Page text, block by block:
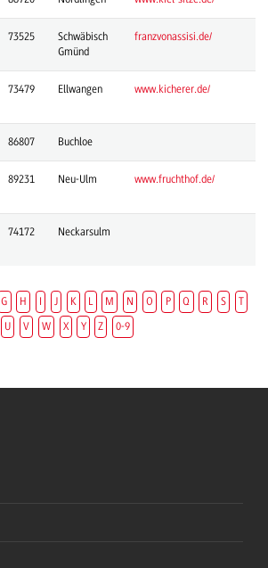
73525
Schwäbisch
Gmünd
franzvonassisi.de/
73479 Ellwangen www.kicherer.de/
86807 Buchloe
89231 Neu-Ulm www.fruchthof.de/
74172 Neckarsulm
G H I J K L M N O P Q R S
T
U
V W X Y Z 0-9